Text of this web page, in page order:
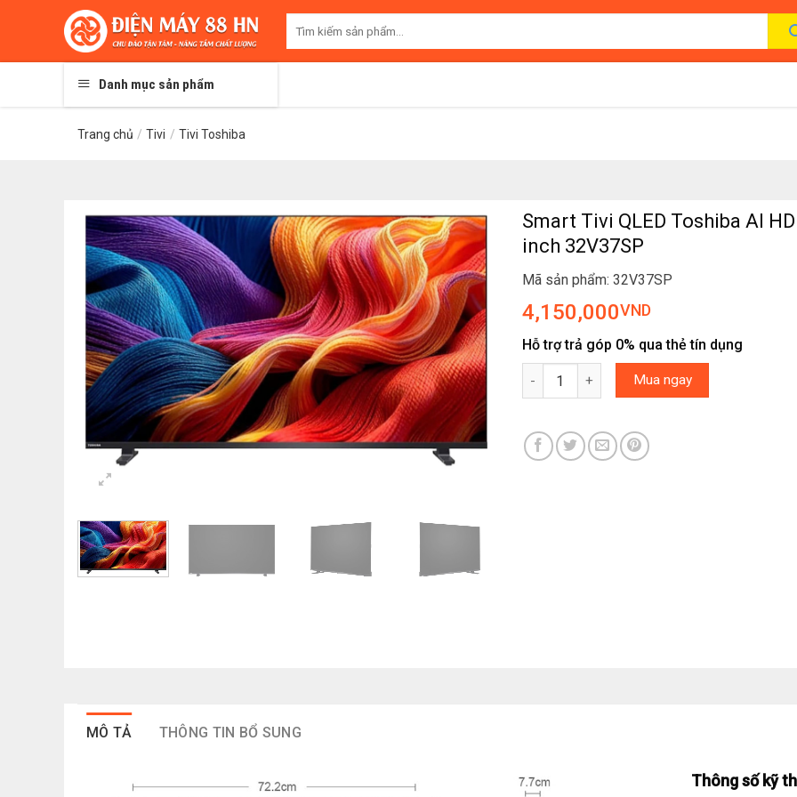
kiếm:
Danh mục sản phẩm
Trang chủ / Tivi / Tivi Toshiba
Smart Tivi QLED Toshiba AI
inch 32V37SP
Mã sản phẩm: 32V37SP
4,150,000VND
Hỗ trợ trả góp 0% qua thẻ tín dụng
Smart Tivi QLED Toshiba AI HD 32 inch
Mua ngay
MÔ TẢ THÔNG TIN BỔ SUNG
Thông số kỹ